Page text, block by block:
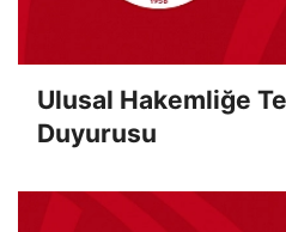
Ulusal Hakemliğe
Duyurusu